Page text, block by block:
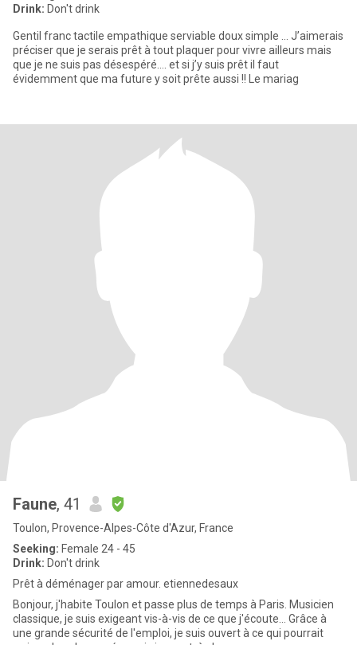
Drink: Don't drink
Gentil franc tactile empathique serviable doux simple … J’aimerais
préciser que je serais prêt à tout plaquer pour vivre ailleurs mais
que je ne suis pas désespéré…. et si j’y suis prêt il faut
évidemment que ma future y soit prête aussi !! Le mariag
Faune, 41
Toulon, Provence-Alpes-Côte d'Azur, France
Seeking: Female 24 - 45
Drink: Don't drink
Prêt à déménager par amour. etiennedesaux
Bonjour, j'habite Toulon et passe plus de temps à Paris. Musicien
classique, je suis exigeant vis-à-vis de ce que j'écoute... Grâce à
une grande sécurité de l'emploi, je suis ouvert à ce qui pourrait